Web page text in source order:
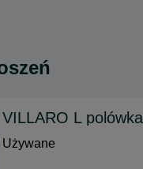
VILLARO L polówka
Używane